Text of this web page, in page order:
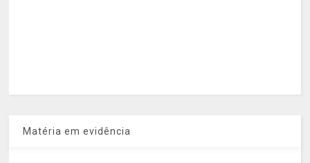
Matéria em evidência